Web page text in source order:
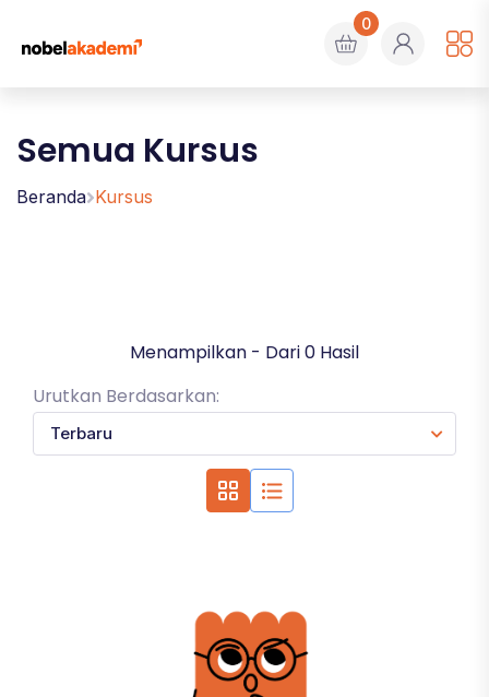
0
Semua Kursus
Beranda Kursus
Menampilkan - Dari 0 Hasil
Urutkan Berdasarkan: